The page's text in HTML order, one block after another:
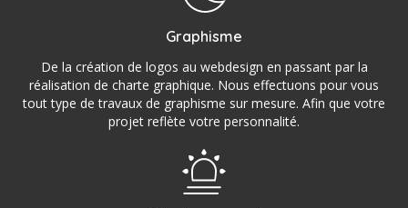
Graphisme
De la création de logos au webdesign en passant par la
réalisation de charte graphique. Nous effectuons pour vous
tout type de travaux de graphisme sur mesure. Afin que votre
projet reflète votre personnalité.